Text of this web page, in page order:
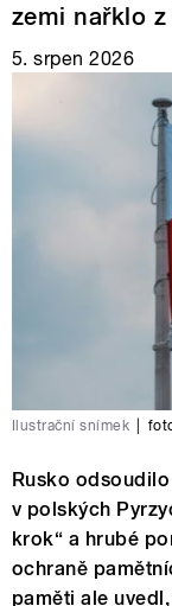
zemi nařklo
5. srpen 2026
Ilustrační snímek
Rusko
v polských
krok“ a hrubé
ochraně
paměti ale